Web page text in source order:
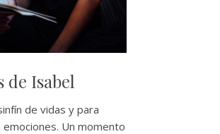
de Isabel
de vidas y para
Un momento